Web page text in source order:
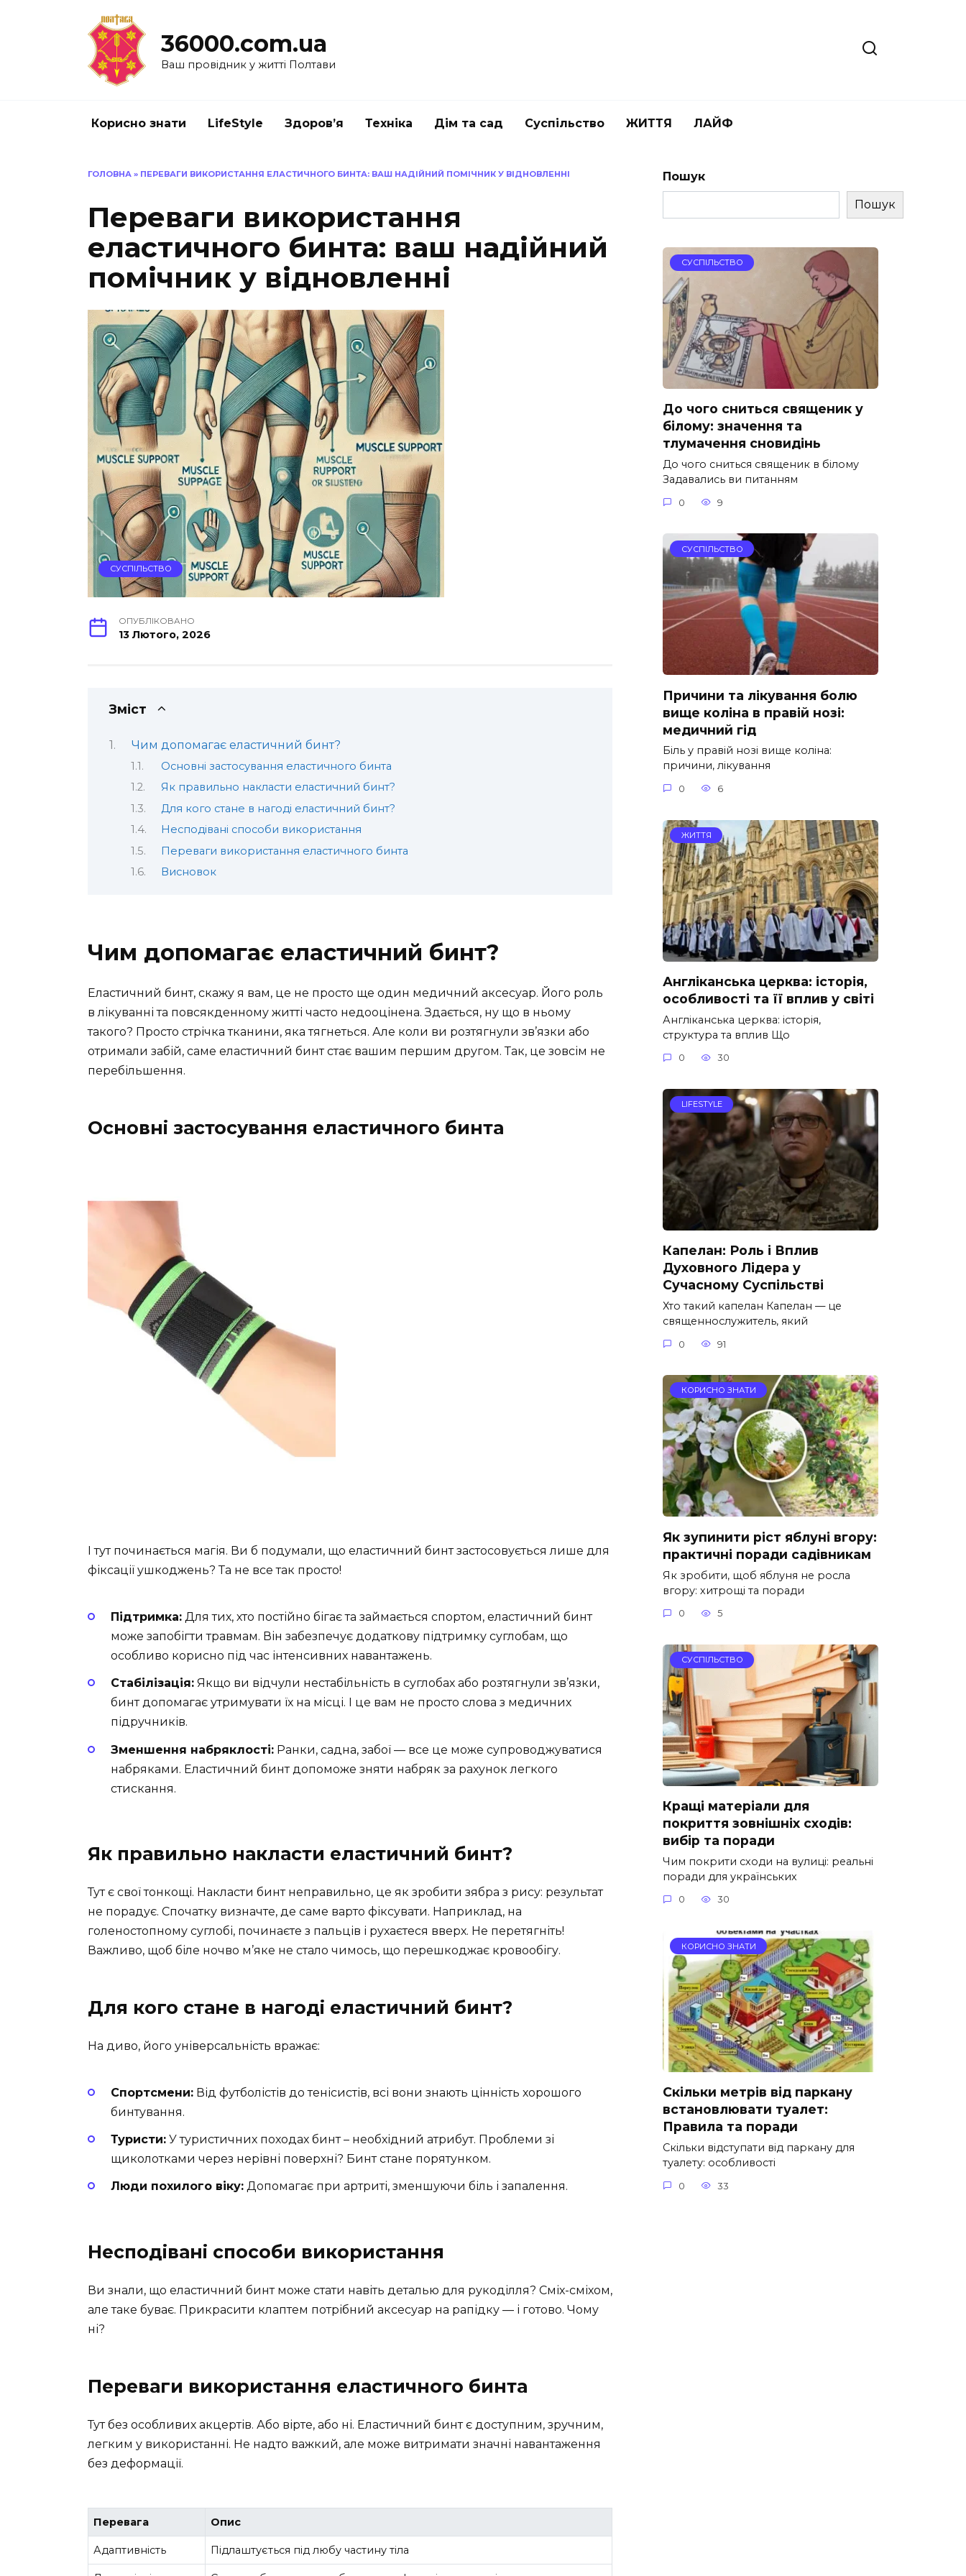
36000.com.ua
Ваш провідник у житті Полтави
Корисно знати LifeStyle Здоров’я Техніка Дім та сад Суспільство ЖИТТЯ ЛАЙФ
ГОЛОВНА » ПЕРЕВАГИ ВИКОРИСТАННЯ ЕЛАСТИЧНОГО БИНТА: ВАШ НАДІЙНИЙ ПОМІЧНИК У ВІДНОВЛЕННІ
Переваги використання
еластичного бинта: ваш надійний
помічник у відновленні
СУСПІЛЬСТВО
ОПУБЛІКОВАНО
13 Лютого, 2026
Зміст
Чим допомагає еластичний бинт?
Основні застосування еластичного бинта
Як правильно накласти еластичний бинт?
Для кого стане в нагоді еластичний бинт?
Несподівані способи використання
Переваги використання еластичного бинта
Висновок
Чим допомагає еластичний бинт?
Еластичний бинт, скажу я вам, це не просто ще один медичний аксесуар. Його роль
в лікуванні та повсякденному житті часто недооцінена. Здається, ну що в ньому
такого? Просто стрічка тканини, яка тягнеться. Але коли ви розтягнули зв’язки або
отримали забій, саме еластичний бинт стає вашим першим другом. Так, це зовсім не
перебільшення.
Основні застосування еластичного бинта
І тут починається магія. Ви б подумали, що еластичний бинт застосовується лише для
фіксації ушкоджень? Та не все так просто!
Підтримка: Для тих, хто постійно бігає та займається спортом, еластичний бинт
може запобігти травмам. Він забезпечує додаткову підтримку суглобам, що
особливо корисно під час інтенсивних навантажень.
Стабілізація: Якщо ви відчули нестабільність в суглобах або розтягнули зв’язки,
бинт допомагає утримувати їх на місці. І це вам не просто слова з медичних
підручників.
Зменшення набряклості: Ранки, садна, забої — все це може супроводжуватися
набряками. Еластичний бинт допоможе зняти набряк за рахунок легкого
стискання.
Як правильно накласти еластичний бинт?
Тут є свої тонкощі. Накласти бинт неправильно, це як зробити зябра з рису: результат
не порадує. Спочатку визначте, де саме варто фіксувати. Наприклад, на
голеностопному суглобі, починаєте з пальців і рухаєтеся вверх. Не перетягніть!
Важливо, щоб біле ночво м’яке не стало чимось, що перешкоджає кровообігу.
Для кого стане в нагоді еластичний бинт?
На диво, його універсальність вражає:
Спортсмени: Від футболістів до тенісистів, всі вони знають цінність хорошого
бинтування.
Туристи: У туристичних походах бинт – необхідний атрибут. Проблеми зі
щиколотками через нерівні поверхні? Бинт стане порятунком.
Люди похилого віку: Допомагає при артриті, зменшуючи біль і запалення.
Несподівані способи використання
Ви знали, що еластичний бинт може стати навіть деталью для рукоділля? Сміх-сміхом,
але таке буває. Прикрасити клаптем потрібний аксесуар на рапідку — і готово. Чому
ні?
Переваги використання еластичного бинта
Тут без особливих акцертів. Або вірте, або ні. Еластичний бинт є доступним, зручним,
легким у використанні. Не надто важкий, але може витримати значні навантаження
без деформації.
Перевага Опис
Адаптивність Підлаштується під любу частину тіла
Пошук
Пошук
СУСПІЛЬСТВО
До чого сниться священик у
білому: значення та
тлумачення сновидінь
До чого сниться священик в білому
Задавались ви питанням
0 9
СУСПІЛЬСТВО
Причини та лікування болю
вище коліна в правій нозі:
медичний гід
Біль у правій нозі вище коліна:
причини, лікування
0 6
ЖИТТЯ
Англіканська церква: історія,
особливості та її вплив у світі
Англіканська церква: історія,
структура та вплив Що
0 30
LIFESTYLE
Капелан: Роль і Вплив
Духовного Лідера у
Сучасному Суспільстві
Хто такий капелан Капелан — це
священнослужитель, який
0 91
КОРИСНО ЗНАТИ
Як зупинити ріст яблуні вгору:
практичні поради садівникам
Як зробити, щоб яблуня не росла
вгору: хитрощі та поради
0 5
СУСПІЛЬСТВО
Кращі матеріали для
покриття зовнішніх сходів:
вибір та поради
Чим покрити сходи на вулиці: реальні
поради для українських
0 30
КОРИСНО ЗНАТИ
Скільки метрів від паркану
встановлювати туалет:
Правила та поради
Скільки відступати від паркану для
туалету: особливості
0 33